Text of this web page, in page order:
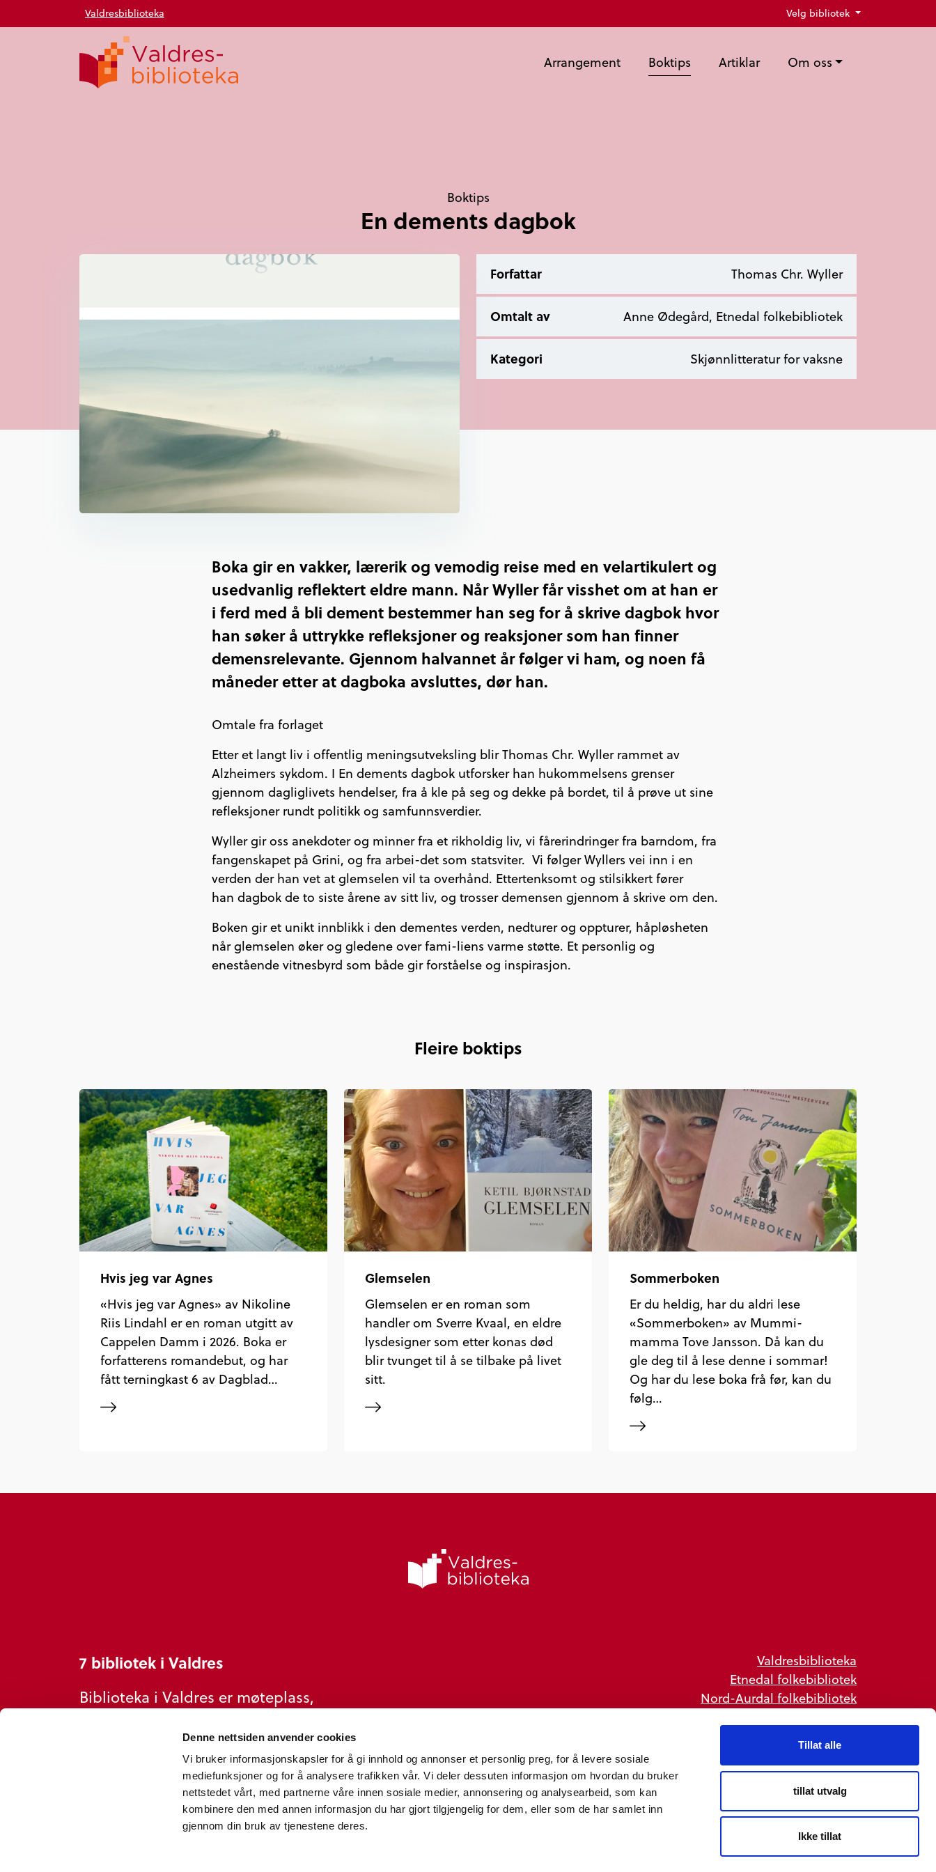
Denne nettsiden anvender cookies
Vi bruker informasjonskapsler for å gi innhold og annonser et personlig preg, for å levere sosiale
mediefunksjoner og for å analysere trafikken vår. Vi deler dessuten informasjon om hvordan du bruker
nettstedet vårt, med partnerne våre innen sosiale medier, annonsering og analysearbeid, som kan
kombinere den med annen informasjon du har gjort tilgjengelig for dem, eller som de har samlet inn
gjennom din bruk av tjenestene deres.
Tillat alle
tillat utvalg
Ikke tillat
Valdresbiblioteka Velg bibliotek
Arrangement Boktips Artiklar Om oss
Boktips
En dements dagbok
Forfattar Thomas Chr. Wyller
Omtalt av Anne Ødegård, Etnedal folkebibliotek
Kategori Skjønnlitteratur for vaksne
Boka gir en vakker, lærerik og vemodig reise med en velartikulert og
usedvanlig reflektert eldre mann. Når Wyller får visshet om at han er
i ferd med å bli dement bestemmer han seg for å skrive dagbok hvor
han søker å uttrykke refleksjoner og reaksjoner som han finner
demensrelevante. Gjennom halvannet år følger vi ham, og noen få
måneder etter at dagboka avsluttes, dør han.
Omtale fra forlaget
Etter et langt liv i offentlig meningsutveksling blir Thomas Chr. Wyller rammet av
Alzheimers sykdom. I En dements dagbok utforsker han hukommelsens grenser
gjennom dagliglivets hendelser, fra å kle på seg og dekke på bordet, til å prøve ut sine
refleksjoner rundt politikk og samfunnsverdier.
Wyller gir oss anekdoter og minner fra et rikholdig liv, vi fårerindringer fra barndom, fra
fangenskapet på Grini, og fra arbei-det som statsviter. Vi følger Wyllers vei inn i en
verden der han vet at glemselen vil ta overhånd. Ettertenksomt og stilsikkert fører
han dagbok de to siste årene av sitt liv, og trosser demensen gjennom å skrive om den.
Boken gir et unikt innblikk i den dementes verden, nedturer og oppturer, håpløsheten
når glemselen øker og gledene over fami-liens varme støtte. Et personlig og
enestående vitnesbyrd som både gir forståelse og inspirasjon.
Fleire boktips
Hvis jeg var Agnes
«Hvis jeg var Agnes» av Nikoline
Riis Lindahl er en roman utgitt av
Cappelen Damm i 2026. Boka er
forfatterens romandebut, og har
fått terningkast 6 av Dagblad…
Glemselen
Glemselen er en roman som
handler om Sverre Kvaal, en eldre
lysdesigner som etter konas død
blir tvunget til å se tilbake på livet
sitt.
Sommerboken
Er du heldig, har du aldri lese
«Sommerboken» av Mummi-
mamma Tove Jansson. Då kan du
gle deg til å lese denne i sommar!
Og har du lese boka frå før, kan du
følg…
7 bibliotek i Valdres
Biblioteka i Valdres er møteplass,
leseglade og nysgjerrige del- og
heiltidsinnbyggjarar.
Valdresbiblioteka
Etnedal folkebibliotek
Nord-Aurdal folkebibliotek
Vestre Slidre folkebibliotek
Øystre Slidre folkebibliotek